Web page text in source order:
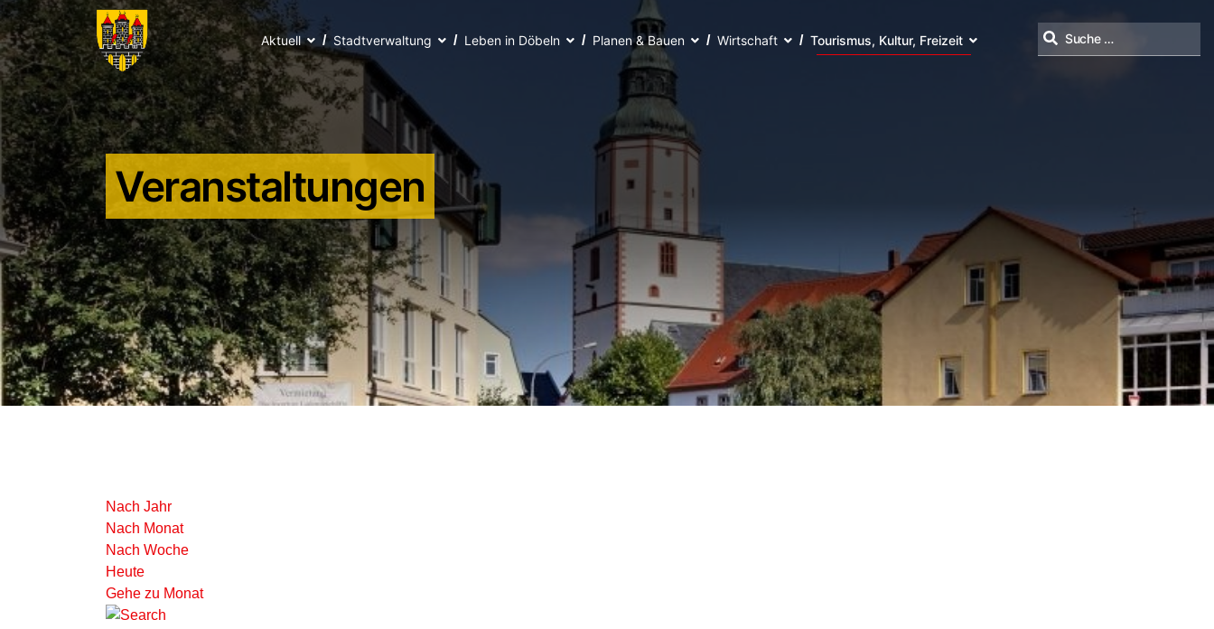
Aktuell Stadtverwaltung Leben in Döbeln Planen & Bauen Wirtschaft Tourismus, Kultur, Freizeit
Veranstaltungen
Nach Jahr
Nach Monat
Nach Woche
Heute
Gehe zu Monat